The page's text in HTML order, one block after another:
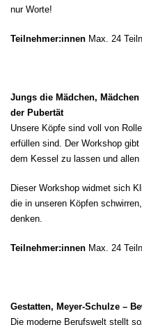
nur Worte!
Teilnehmer:innen Max. 24
Jungs die Mädchen,
der Pubertät
Unsere Köpfe sind voll von
erfüllen sind. Der Workshop
dem Kessel zu lassen und
Dieser Workshop widmet sich
die in unseren Köpfen
denken.
Teilnehmer:innen Max. 24
Gestatten, Meyer-Schulze –
Die moderne Berufswelt stellt